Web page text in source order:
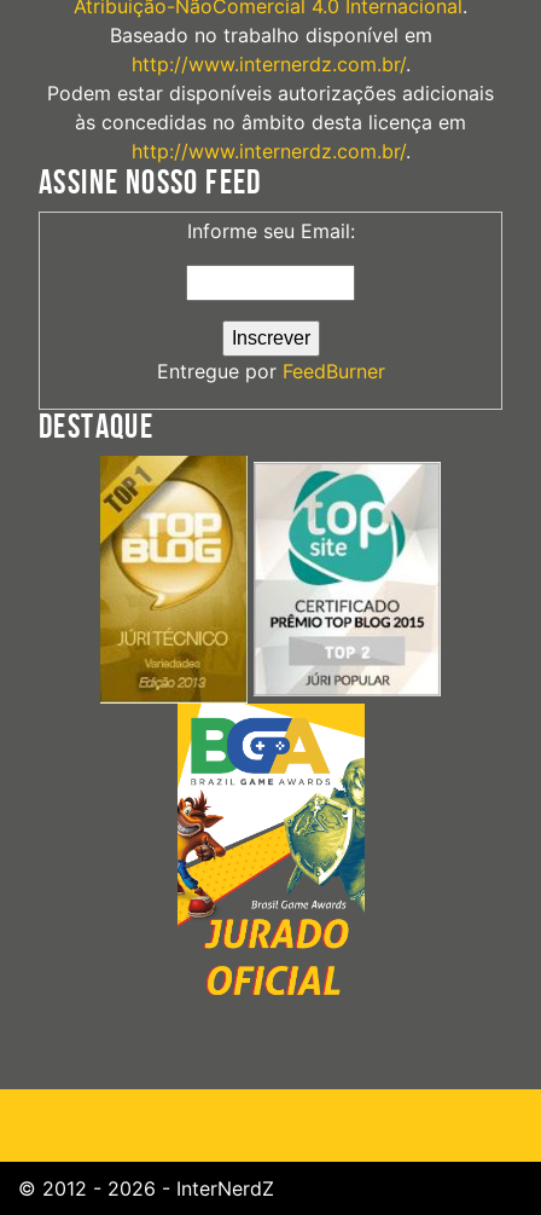
Atribuição-NãoComercial 4.0 Internacional.
Baseado no trabalho disponível em
http://www.internerdz.com.br/.
Podem estar disponíveis autorizações adicionais
às concedidas no âmbito desta licença em
http://www.internerdz.com.br/.
ASSINE NOSSO FEED
Informe seu Email:
Entregue por FeedBurner
DESTAQUE
© 2012 - 2026 - InterNerdZ